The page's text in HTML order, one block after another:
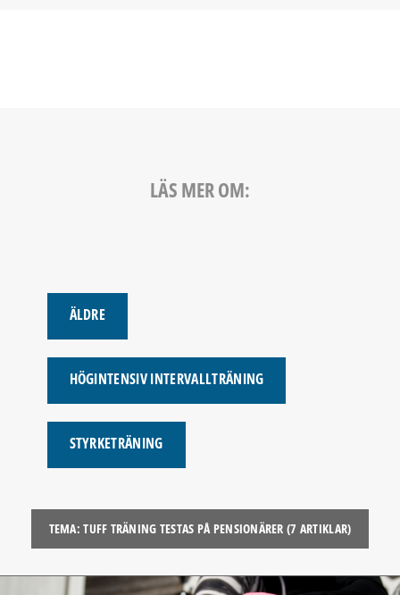
LÄS MER OM:
ÄLDRE
HÖGINTENSIV INTERVALLTRÄNING
STYRKETRÄNING
TEMA: TUFF TRÄNING TESTAS PÅ PENSIONÄRER (7 ARTIKLAR)